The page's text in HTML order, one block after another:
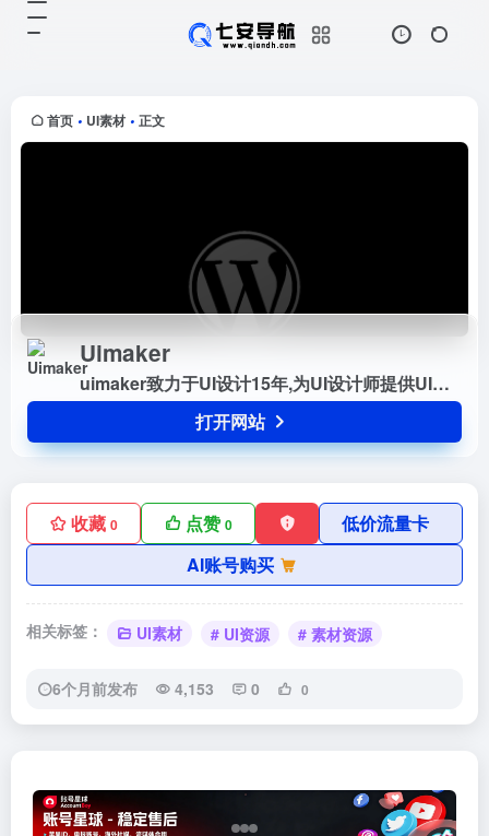
首页 • UI素材 • 正文
Uimaker
uimaker致力于UI设计15年,为UI设计师提供UI设计灵感，UI设计教程，免费UI设计素材下载等服务内容，同时提供后台管理系统界面和后台管理系统html模板的学习和下载，是具有一定影响力的优秀UI设计网站平台之一。
打开网站
收藏 0 点赞0
低价流量卡
AI账号购买
相关标签： UI素材 # UI资源 # 素材资源
6个月前发布 4,153 0 0
免费UI设计素材下载等服务内容，同
时提供后台管理系统界面和后台管理
系统html模...